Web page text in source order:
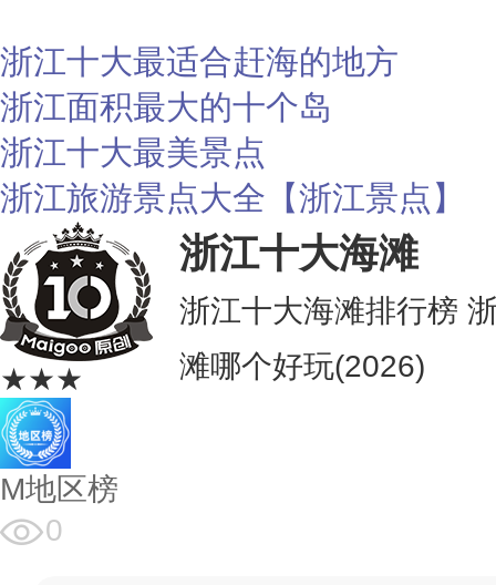
浙江十大最适合赶海的地方
浙江面积最大的十个岛
浙江十大最美景点
浙江旅游景点大全【浙江景点】
★★★
浙江十大海滩
浙江十大海滩排行榜
滩哪个好玩(2026)
M地区榜
0